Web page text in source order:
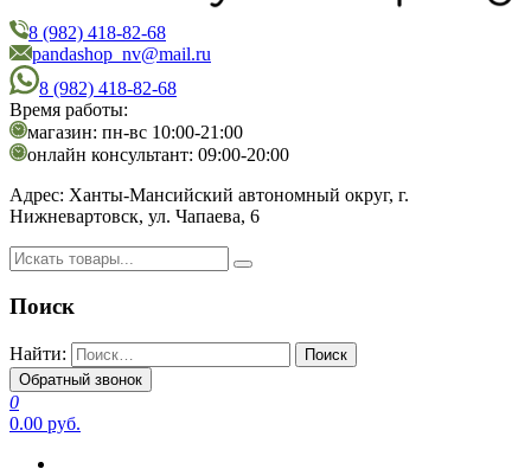
PandaShop
Интернет-магазин косметики
8 (982) 418-82-68
pandashop_nv@mail.ru
8 (982) 418-82-68
Время работы:
магазин: пн-вс 10:00-21:00
онлайн консультант: 09:00-20:00
Адрес: Ханты-Мансийский автономный округ, г.
Нижневартовск, ул. Чапаева, 6
Поиск
Найти:
Обратный звонок
0
0.00 руб.